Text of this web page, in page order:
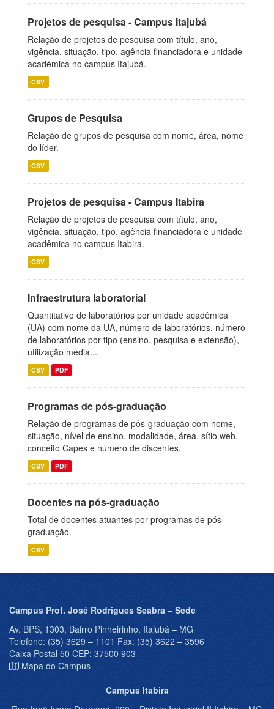
Projetos de pesquisa - Campus Itajubá
Relação de projetos de pesquisa com título, ano,
vigência, situação, tipo, agência financiadora e unidade
acadêmica no campus Itajubá.
CSV
Grupos de Pesquisa
Relação de grupos de pesquisa com nome, área, nome
do líder.
CSV
Projetos de pesquisa - Campus Itabira
Relação de projetos de pesquisa com título, ano,
vigência, situação, tipo, agência financiadora e unidade
acadêmica no campus Itabira.
CSV
Infraestrutura laboratorial
Quantitativo de laboratórios por unidade acadêmica
(UA) com nome da UA, número de laboratórios, número
de laboratórios por tipo (ensino, pesquisa e extensão),
utilização média...
CSV PDF
Programas de pós-graduação
Relação de programas de pós-graduação com nome,
situação, nível de ensino, modalidade, área, sítio web,
conceito Capes e número de discentes.
CSV PDF
Docentes na pós-graduação
Total de docentes atuantes por programas de pós-
graduação.
CSV
Campus Prof. José Rodrigues Seabra – Sede
Av. BPS, 1303, Bairro Pinheirinho, Itajubá – MG
Telefone: (35) 3629 – 1101 Fax: (35) 3622 – 3596
Caixa Postal 50 CEP: 37500 903
Mapa do Campus
Campus Itabira